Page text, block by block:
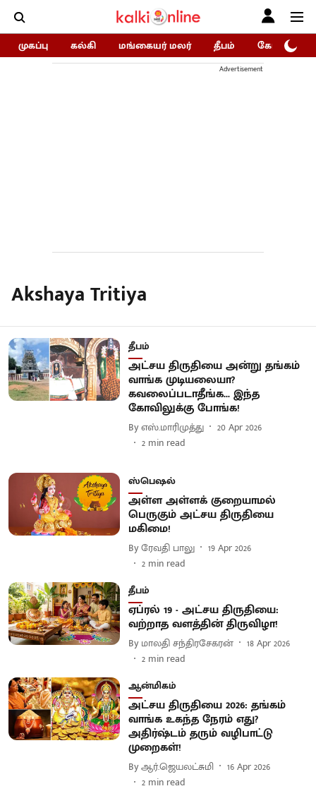
முகப்பு கல்கி மங்கையர் மலர் தீபம் கோகுலம்/
Advertisement
Akshaya Tritiya
தீபம்
அட்சய திருதியை அன்று தங்கம்
வாங்க முடியலையா?
கவலைப்படாதீங்க... இந்த
கோவிலுக்கு போங்க!
Byஎஸ்.மாரிமுத்து
20 Apr 2026
2 min read
ஸ்பெஷல்
அள்ள அள்ளக் குறையாமல்
பெருகும் அட்சய திருதியை
மகிமை!
Byரேவதி பாலு
19 Apr 2026
2 min read
தீபம்
​ஏப்ரல் 19 - அட்சய திருதியை:
வற்றாத வளத்தின் திருவிழா!
By மாலதி சந்திரசேகரன்
18 Apr 2026
2 min read
ஆன்மிகம்
அட்சய திருதியை 2026: தங்கம்
வாங்க உகந்த நேரம் எது?
அதிர்ஷ்டம் தரும் வழிபாட்டு
முறைகள்!
Byஆர்.ஜெயலட்சுமி
16 Apr 2026
2 min read